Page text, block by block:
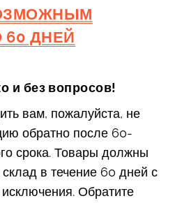
60 ДНЕЙ
и без вопросов!
вам, пожалуйста, не
обратно после 60-
срока. Товары должны
в течение 60 дней с
Обратите